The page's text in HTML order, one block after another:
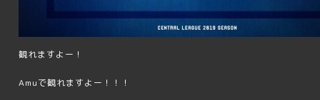
観れますよー！
Amuで観れますよー！！！